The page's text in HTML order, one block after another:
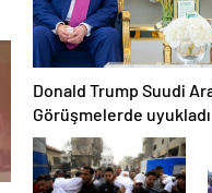
Donald Trump Suudi
Görüşmelerde uyukladı